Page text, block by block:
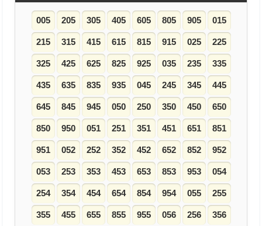
005 205 305 405 605 805 905 015
215 315 415 615 815 915 025 225
325 425 625 825 925 035 235 335
435 635 835 935 045 245 345 445
645 845 945 050 250 350 450 650
850 950 051 251 351 451 651 851
951 052 252 352 452 652 852 952
053 253 353 453 653 853 953 054
254 354 454 654 854 954 055 255
355 455 655 855 955 056 256 356